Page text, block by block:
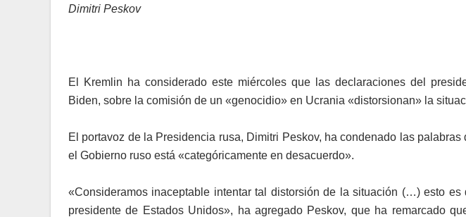
Dimitri Peskov
El Kremlin ha considerado este miércoles que las declaraciones del
Biden, sobre la comisión de un «genocidio» en Ucrania «distorsionan» la
El portavoz de la Presidencia rusa, Dimitri Peskov, ha condenado las
el Gobierno ruso está «categóricamente en desacuerdo».
«Consideramos inaceptable intentar tal distorsión de la situación (…) esto es
presidente de Estados Unidos», ha agregado Peskov, que ha remarcado